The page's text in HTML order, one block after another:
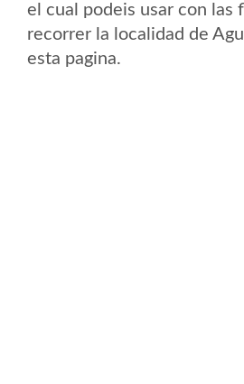
el cual podeis usar con las
recorrer la localidad de
esta pagina.